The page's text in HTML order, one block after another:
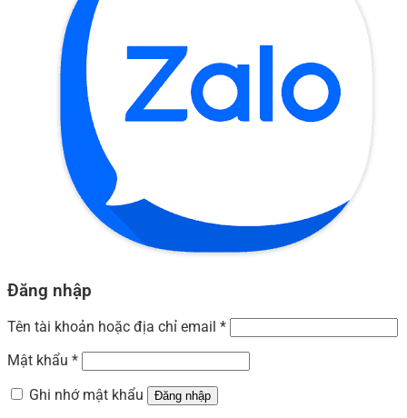
Đăng nhập
Tên tài khoản hoặc địa chỉ email *
Mật khẩu *
Ghi nhớ mật khẩu
Đăng nhập